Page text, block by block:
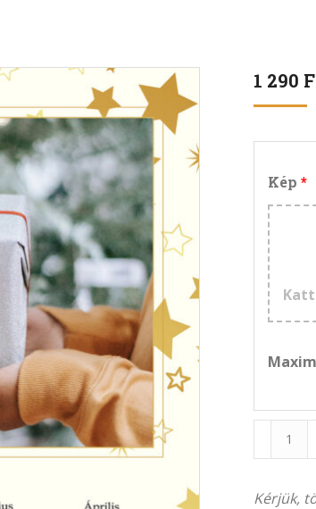
1 290
Kép
Naptár
1F-
Kérjük,